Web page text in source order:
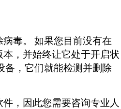
毒。 如果您目前没有在
，并始终让它处于开启状
备，它们就能检测并删除
，因此您需要咨询专业人